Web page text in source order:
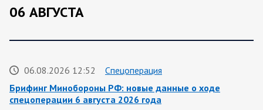
06 АВГУСТА
06.08.2026 12:52
Спецоперация
Брифинг Минобороны РФ: новые данные о ходе
спецоперации 6 августа 2026 года